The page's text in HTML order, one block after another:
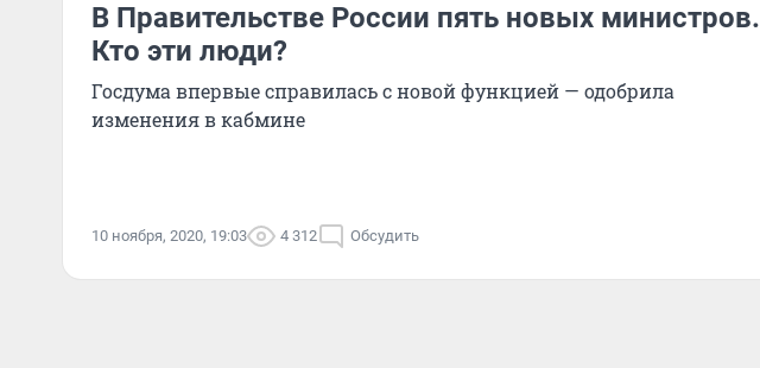
В Правительстве России пять новых министров.
Кто эти люди?
Госдума впервые справилась с новой функцией — одобрила
изменения в кабмине
10 ноября, 2020, 19:03 4 312 Обсудить